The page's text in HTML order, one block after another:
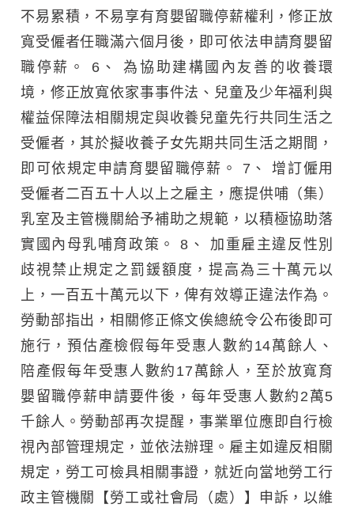
不易累積，不易享有育嬰留職停薪權利，修正放
寬受僱者任職滿六個月後，即可依法申請育嬰留
職停薪。 6、 為協助建構國內友善的收養環
境，修正放寬依家事事件法、兒童及少年福利與
權益保障法相關規定與收養兒童先行共同生活之
受僱者，其於擬收養子女先期共同生活之期間，
即可依規定申請育嬰留職停薪。 7、 增訂僱用
受僱者二百五十人以上之雇主，應提供哺（集）
乳室及主管機關給予補助之規範，以積極協助落
實國內母乳哺育政策。 8、 加重雇主違反性別
歧視禁止規定之罰鍰額度，提高為三十萬元以
上，一百五十萬元以下，俾有效導正違法作為。
勞動部指出，相關修正條文俟總統令公布後即可
施行，預估產檢假每年受惠人數約14萬餘人、
陪產假每年受惠人數約17萬餘人，至於放寬育
嬰留職停薪申請要件後，每年受惠人數約2萬5
千餘人。勞動部再次提醒，事業單位應即自行檢
視內部管理規定，並依法辦理。雇主如違反相關
規定，勞工可檢具相關事證，就近向當地勞工行
政主管機關【勞工或社會局（處）】申訴，以維